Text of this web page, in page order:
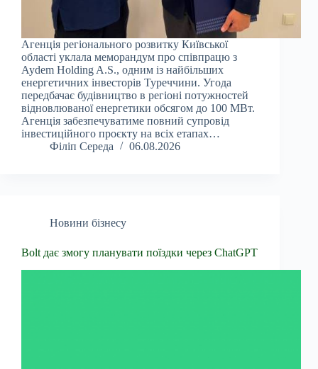
Агенція регіонального розвитку Київської
області уклала меморандум про співпрацю з
Aydem Holding A.S., одним із найбільших
енергетичних інвесторів Туреччини. Угода
передбачає будівництво в регіоні потужностей
відновлюваної енергетики обсягом до 100 МВт.
Агенція забезпечуватиме повний супровід
інвестиційного проєкту на всіх етапах…
Філіп Середа
06.08.2026
Новини бізнесу
Bolt дає змогу планувати поїздки через ChatGPT